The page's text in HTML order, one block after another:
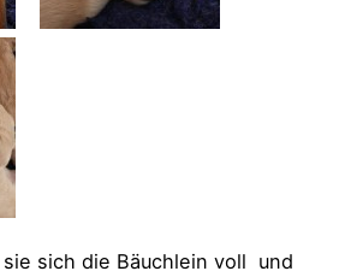
sich die Bäuchlein voll und